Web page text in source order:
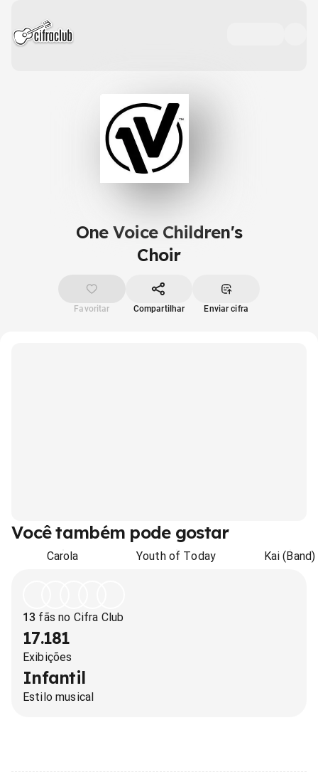
One Voice Children's
Choir
Favoritar Compartilhar Enviar cifra
Você também pode gostar
Carola Youth of Today Kai (Band)
13 fãs no Cifra Club
17.181
Exibições
Infantil
Estilo musical